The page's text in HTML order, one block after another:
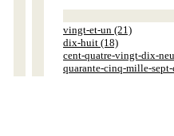
vingt-et-un (21)
dix-huit (18)
cent-quatre-vingt-dix-
quarante-cinq-mille-